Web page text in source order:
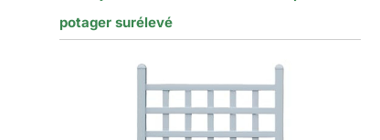
potager surélevé